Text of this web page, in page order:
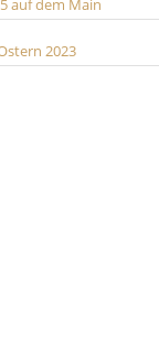
auf dem Main
2023